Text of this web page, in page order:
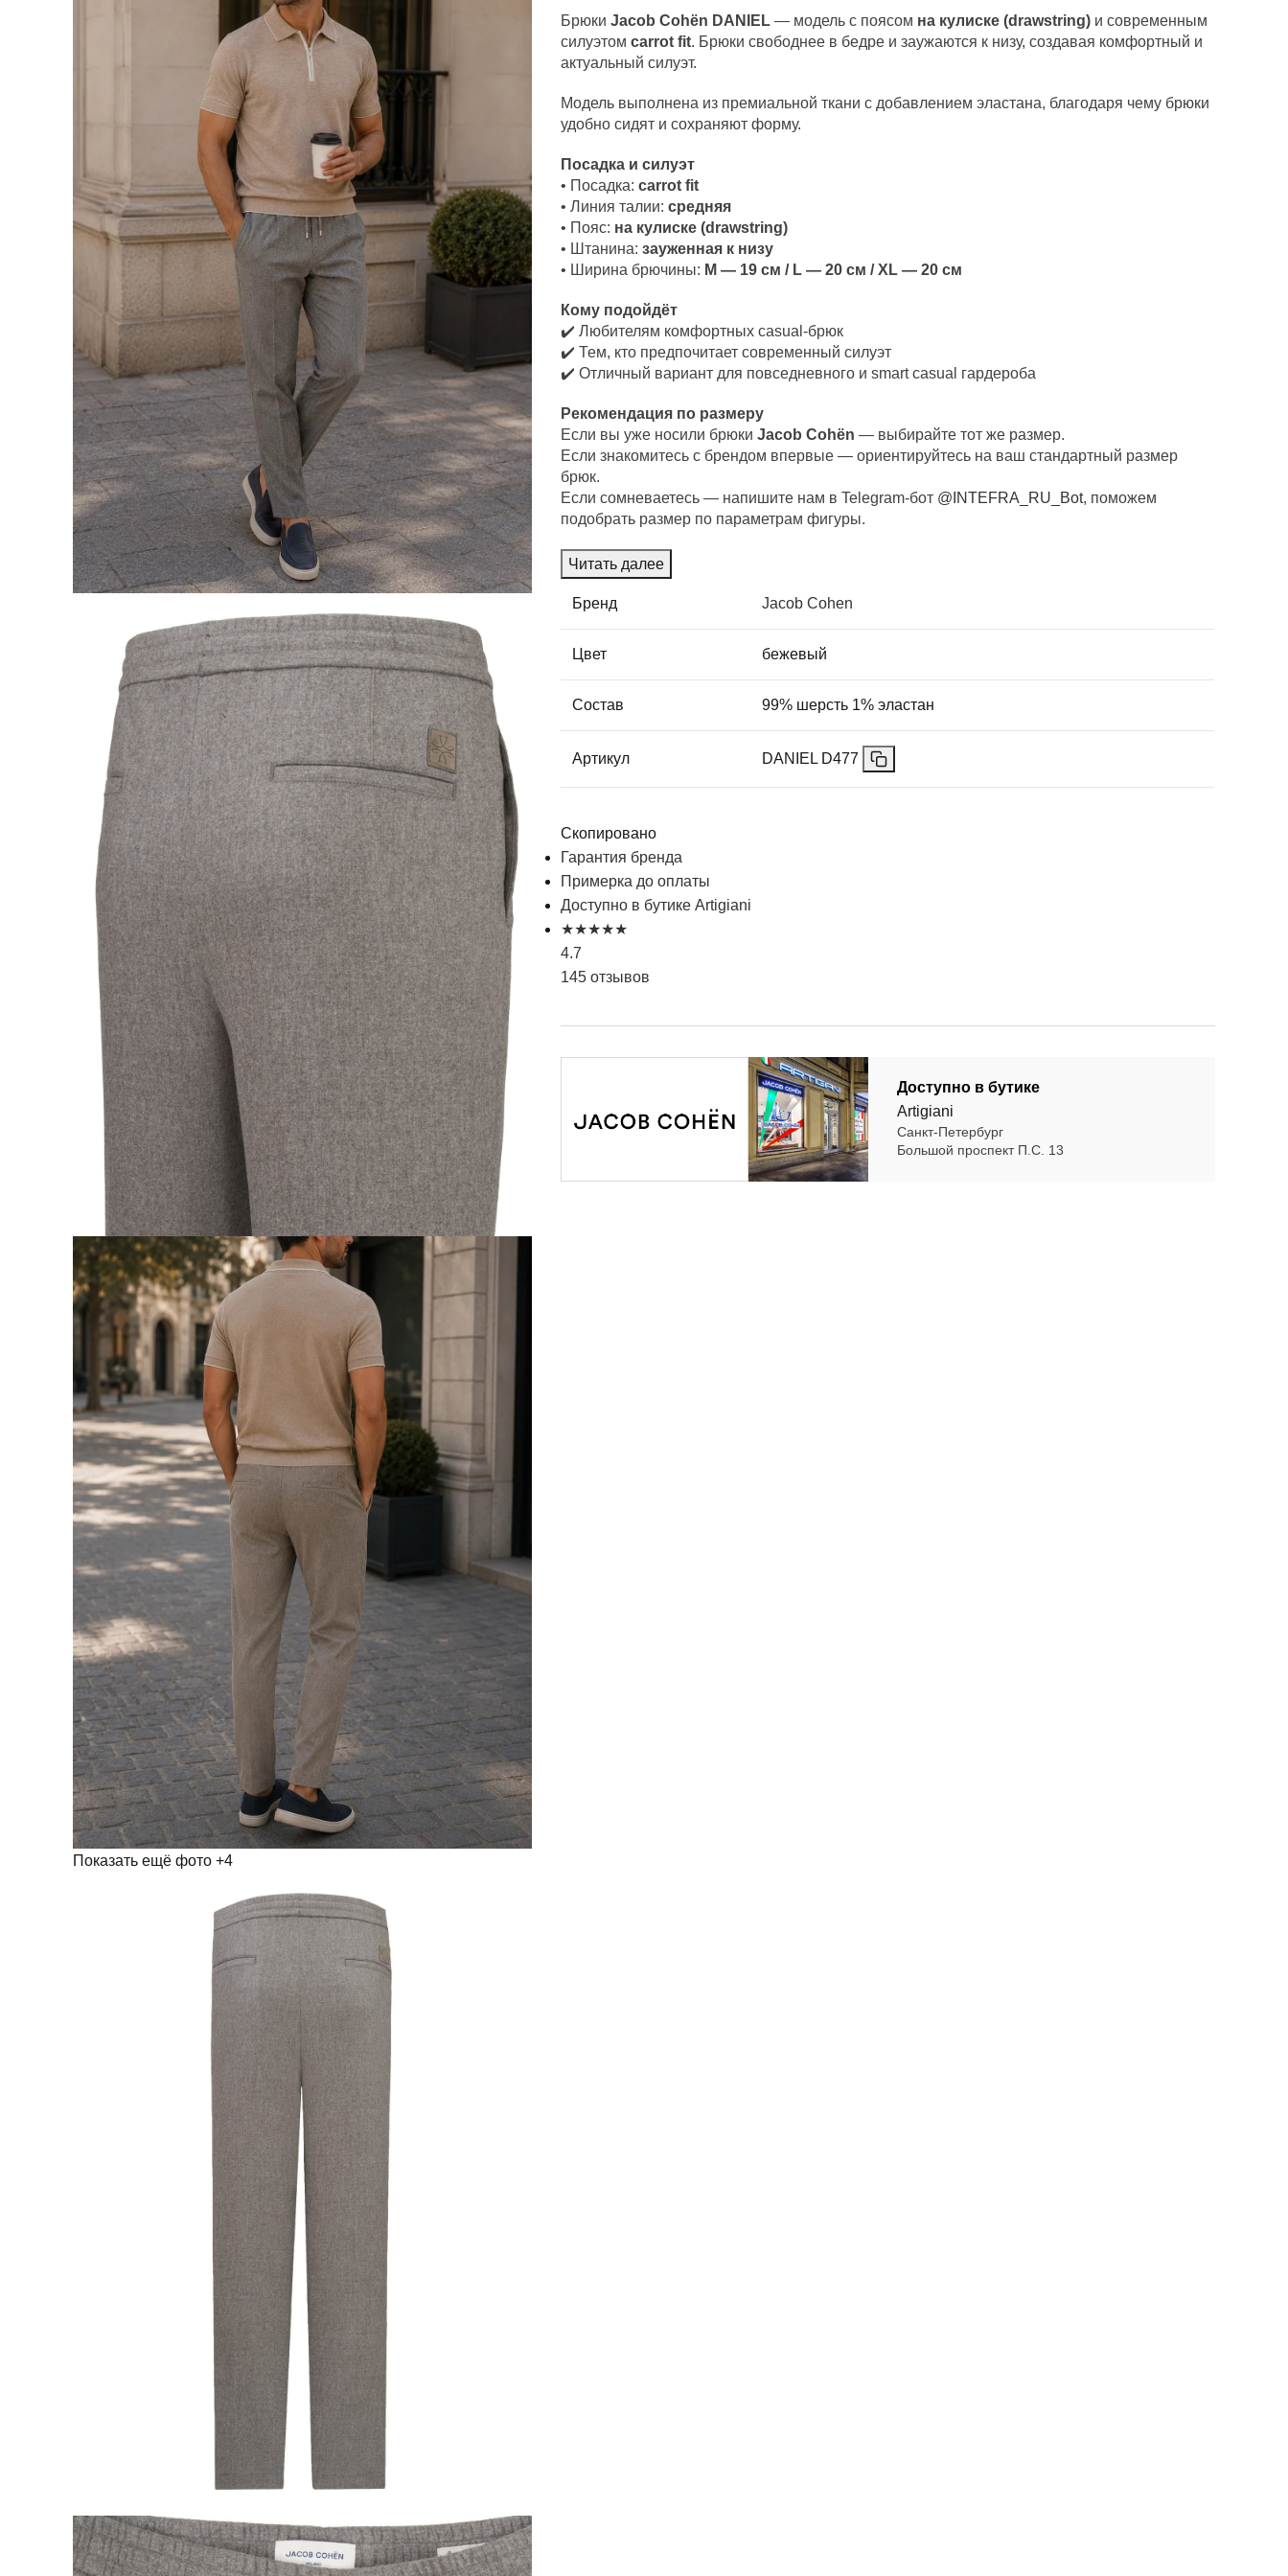
Показать ещё фото +4
БрюкиJacob Cohën DANIEL — модель с поясом на кулиске (drawstring) и современным
силуэтомcarrot fit. Брюки свободнее в бедре и заужаются к низу, создавая комфортный и
актуальный силуэт.
Модель выполнена из премиальной ткани с добавлением эластана, благодаря чему брюки
удобно сидят и сохраняют форму.
Посадка и силуэт
• Посадка:carrot fit
• Линия талии:средняя
• Пояс: на кулиске (drawstring)
• Штанина:зауженная к низу
• Ширина брючины: M — 19 см / L — 20 см / XL — 20 см
Кому подойдёт
✔️ Любителям комфортных casual-брюк
✔️ Тем, кто предпочитает современный силуэт
✔️ Отличный вариант для повседневного и smart casual гардероба
Рекомендация по размеру
Если вы уже носили брюкиJacob Cohën — выбирайте тот же размер.
Если знакомитесь с брендом впервые — ориентируйтесь на ваш стандартный размер
брюк.
Если сомневаетесь — напишите нам в Telegram-бот @INTEFRA_RU_Bot, поможем
подобрать размер по параметрам фигуры.
Читать далее
Бренд Jacob Cohen
Цвет бежевый
Состав 99% шерсть 1% эластан
Артикул DANIEL D477
Скопировано
Гарантия бренда
Примерка до оплаты
Доступно в бутике Artigiani
★★★★★
4.7
145 отзывов
Доступно в бутике
Artigiani
Санкт-Петербург
Большой проспект П.С. 13